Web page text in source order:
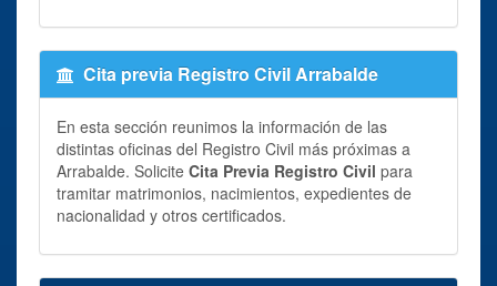
Cita previa Registro Civil Arrabalde
En esta sección reunimos la información de las
distintas oficinas del Registro Civil más próximas a
Arrabalde. Solicite Cita Previa Registro Civil para
tramitar matrimonios, nacimientos, expedientes de
nacionalidad y otros certificados.